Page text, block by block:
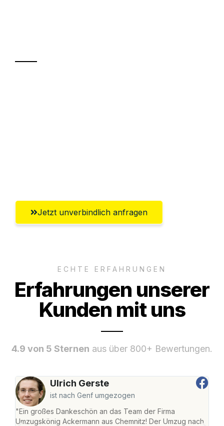
Jetzt unverbindlich anfragen
ECHTE ERFAHRUNGEN
Erfahrungen unserer
Kunden mit uns
4.9 von 5 Sternen aus über 800+ Bewertungen.
Ulrich Gerste
ist nach Genf umgezogen
"Ein großes Dankeschön an das Team der Firma
Umzugskönig Ackermann aus Chemnitz! Der Umzug nach